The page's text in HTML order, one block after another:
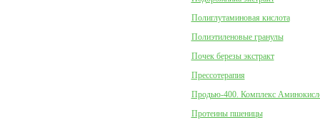
Полиглутаминовая кислота
Полиэтиленовые гранулы
Почек березы экстракт
Прессотерапия
Продью-400. Комплекс
Протеины пшеницы